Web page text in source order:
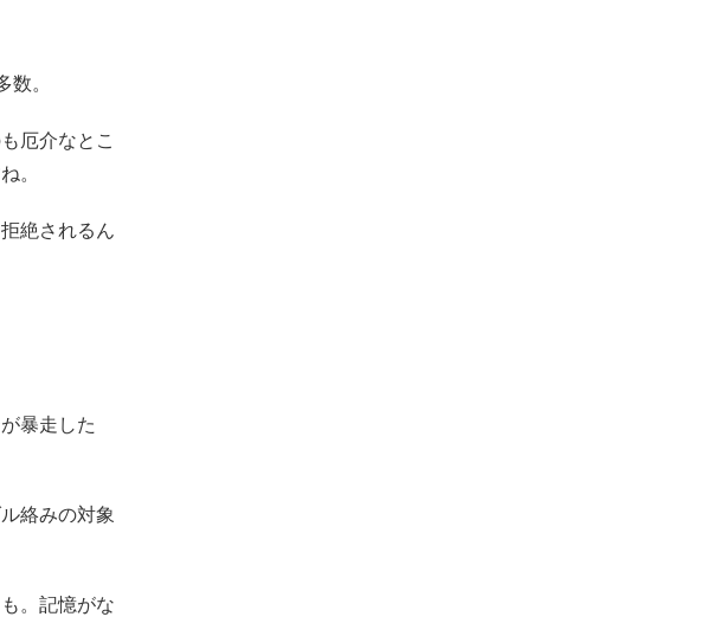
。
厄介なとこ
。
絶されるん
暴走した
絡みの対象
。記憶がな